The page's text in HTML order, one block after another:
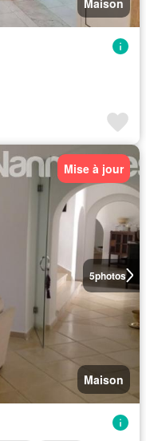
5photos
Mise à jour
Maison